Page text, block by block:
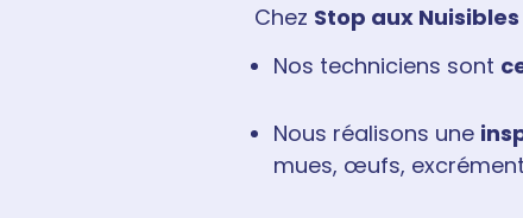
Chez Stop aux Nuisibles
Nos techniciens sont
Nous réalisons une
mues, œufs,